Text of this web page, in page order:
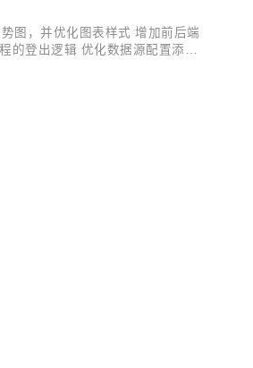
图，并优化图表样式 增加前后端
的登出逻辑 优化数据源配置添加